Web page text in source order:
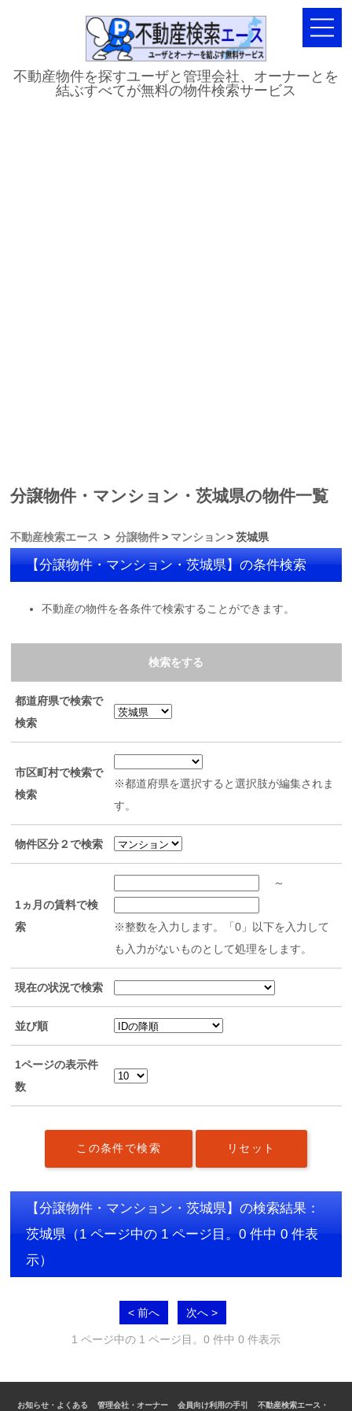
不動産物件を探すユーザと管理会社、オーナーとを
結ぶすべてが無料の物件検索サービス
分譲物件・マンション・茨城県の物件一覧
不動産検索エース 分譲物件 マンション 茨城県
【分譲物件・マンション・茨城県】の条件検索
不動産の物件を各条件で検索することができます。
検索をする
都道府県で検索で
検索
市区町村で検索で
検索
※都道府県を選択すると選択肢が編集されま
す。
物件区分２で検索
1ヵ月の賃料で検
索
～
※整数を入力します。「0」以下を入力して
も入力がないものとして処理をします。
現在の状況で検索
並び順
1ページの表示件
数
【分譲物件・マンション・茨城県】の検索結果：
茨城県 （1 ページ中の 1 ページ目。0 件中 0 件表
示）
< 前へ 次へ >
1 ページ中の 1 ページ目。0 件中 0 件表示
お知らせ・よくある 管理会社・オーナー 会員向け利用の手引 不動産検索エース・